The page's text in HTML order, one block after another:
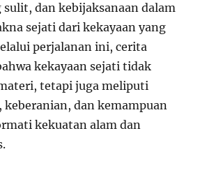
dan kebijaksanaan dalam
sejati dari kekayaan yang
perjalanan ini, cerita
kekayaan sejati tidak
tetapi juga meliputi
keberanian, dan kemampuan
kekuatan alam dan